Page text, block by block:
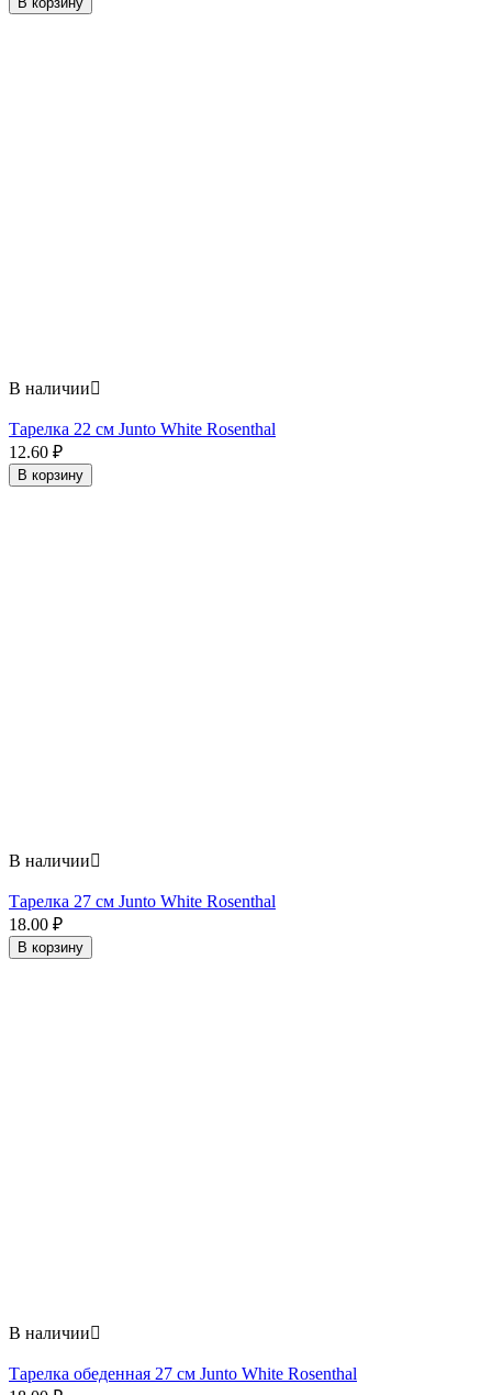
В наличии
Тарелка 22 см Junto White Rosenthal
12.60 ₽
В корзину
В наличии
Тарелка 27 см Junto White Rosenthal
18.00 ₽
В корзину
В наличии
Тарелка обеденная 27 см Junto White Rosenthal